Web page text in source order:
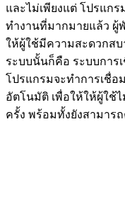
และไม่เพียงแต่ โปรแกร
ทำงานที่มากมายแล้ว ผู้
ให้ผู้ใช้มีความสะดวกส
ระบบนั้นก็คือ ระบบการ
โปรแกรมจะทำการเชื่
อัตโนมัติ เพื่อให้ให้ผู้ใช้
ครั้ง พร้อมทั้งยังสามาร